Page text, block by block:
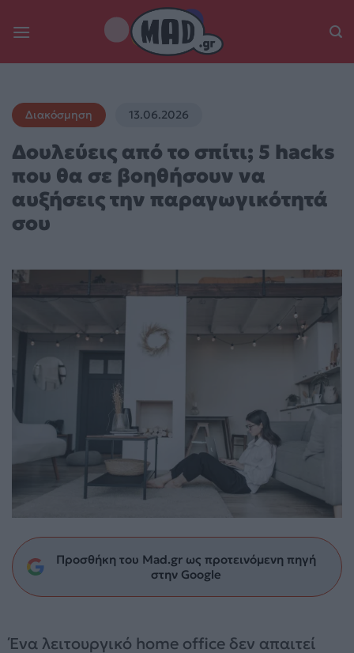
Διακόσμηση 13.06.2026
Δουλεύεις από το σπίτι; 5 hacks
που θα σε βοηθήσουν να
αυξήσεις την παραγωγικότητά
σου
Προσθήκη του Mad.gr ως προτεινόμενη πηγή
στην Google
Ένα λειτουργικό home office δεν απαιτεί